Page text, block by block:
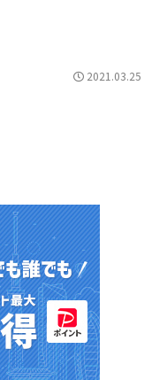
2021.03.25